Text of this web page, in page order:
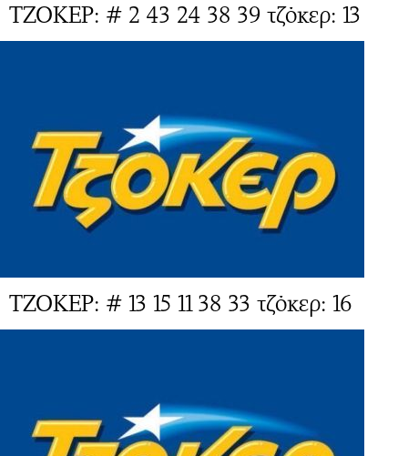
ΤΖΟΚΕΡ: # 2 43 24 38 39 τζόκερ: 13
ΤΖΟΚΕΡ: # 13 15 11 38 33 τζόκερ: 16